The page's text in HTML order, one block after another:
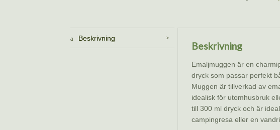
Beskrivning
Beskrivning
Emaljmuggen är en
dryck som passar perfekt
Muggen är tillverkad av
idealisk för utomhusbruk
till 300 ml dryck och är
campingresa eller en